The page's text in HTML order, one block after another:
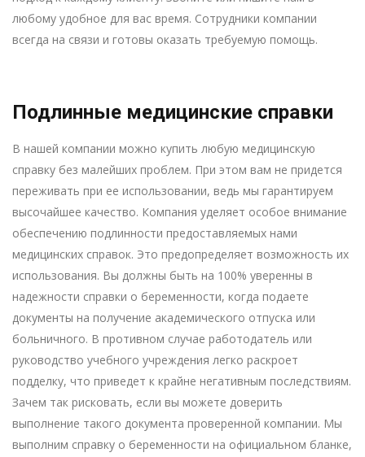
любому удобное для вас время. Сотрудники компании
всегда на связи и готовы оказать требуемую помощь.
Подлинные медицинские справки
В нашей компании можно купить любую медицинскую
справку без малейших проблем. При этом вам не придется
переживать при ее использовании, ведь мы гарантируем
высочайшее качество. Компания уделяет особое внимание
обеспечению подлинности предоставляемых нами
медицинских справок. Это предопределяет возможность их
использования. Вы должны быть на 100% уверенны в
надежности справки о беременности, когда подаете
документы на получение академического отпуска или
больничного. В противном случае работодатель или
руководство учебного учреждения легко раскроет
подделку, что приведет к крайне негативным последствиям.
Зачем так рисковать, если вы можете доверить
выполнение такого документа проверенной компании. Мы
выполним справку о беременности на официальном бланке,